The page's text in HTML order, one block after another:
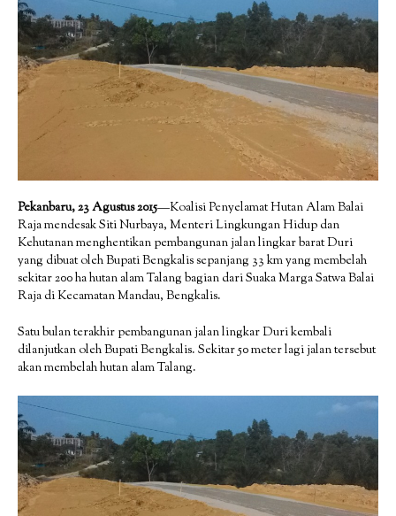
Pekanbaru, 23 Agustus 2015—Koalisi Penyelamat Hutan Alam Balai
Raja mendesak Siti Nurbaya, Menteri Lingkungan Hidup dan
Kehutanan menghentikan pembangunan jalan lingkar barat Duri
yang dibuat oleh Bupati Bengkalis sepanjang 33 km yang membelah
sekitar 200 ha hutan alam Talang bagian dari Suaka Marga Satwa Balai
Raja di Kecamatan Mandau, Bengkalis.
Satu bulan terakhir pembangunan jalan lingkar Duri kembali
dilanjutkan oleh Bupati Bengkalis. Sekitar 50 meter lagi jalan tersebut
akan membelah hutan alam Talang.